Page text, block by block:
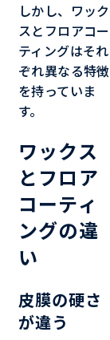
しかし、ワック
スとフロアコー
ティングはそれ
ぞれ異なる特徴
を持っていま
す。
ワックス
とフロア
コーティ
ングの違
い
皮膜の硬さ
が違う